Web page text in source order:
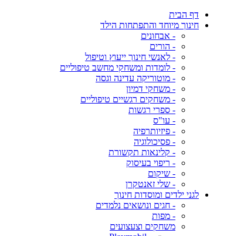
דף הבית
חינוך מיוחד והתפתחות הילד
- אבחונים
- הורים
- לאנשי חינוך ייעוץ וטיפול
- לומדות ומשחקי מחשב טיפוליים
- מוטוריקה עדינה וגסה
- משחקי דמיון
- משחקים רגשיים טיפוליים
- ספרי רגשות
- עו"ס
- פיזיותרפיה
- פסיכולוגיה
- קלינאות תקשורת
- ריפוי בעיסוק
- שיקום
- שלי זאנטקרן
לגני ילדים ומוסדות חינוך
- חגים ונושאים נלמדים
- מפות
משחקים וצעצועים